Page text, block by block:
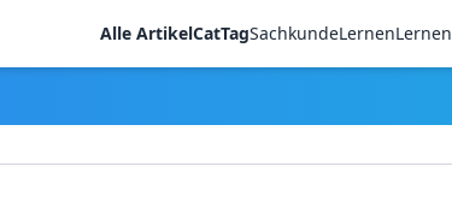
Alle ArtikelCatTagSachkundeLernenLernen